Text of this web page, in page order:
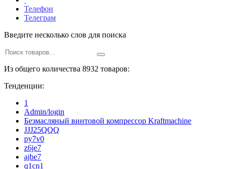
Телефон
Телеграм
Введите несколько слов для поиска
Из общего количества 8932 товаров:
Тенденции:
1
Admin/login
Безмасляный винтовой компрессор Kraftmaсhine
JJJ25QQQ
py7v0
z6je7
ajbe7
q1cn1